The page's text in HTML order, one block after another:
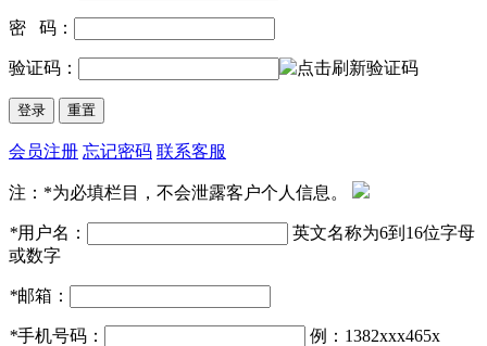
密 码：
验证码：
会员注册 忘记密码 联系客服
注：*为必填栏目，不会泄露客户个人信息。
*用户名：
英文名称为6到16位字母
或数字
*邮箱：
*手机号码： 例：1382xxx465x